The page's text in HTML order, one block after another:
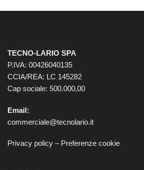
TECNO-LARIO SPA
P.IVA: 00426040135
CCIA/REA: LC 145282
Cap sociale: 500.000,00
Email:
commerciale@tecnolario.it
Privacy policy – Preferenze cookie